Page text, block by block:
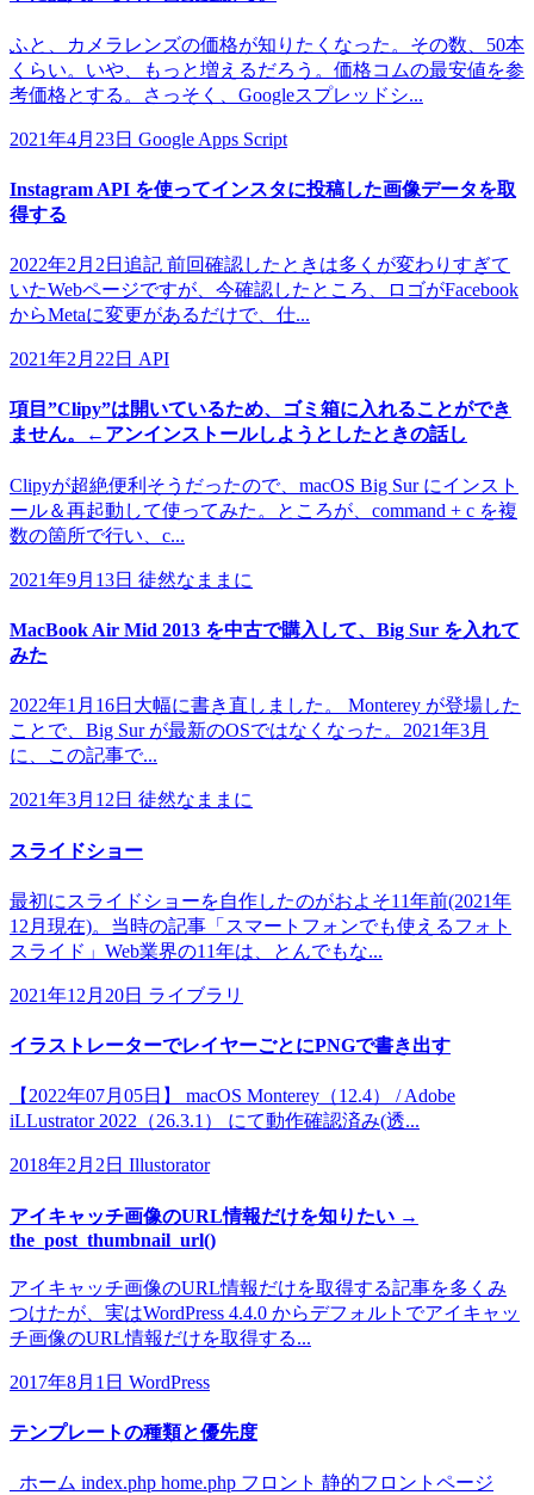
ふと、カメラレンズの価格が知りたくなった。その数、50本
くらい。いや、もっと増えるだろう。価格コムの最安値を参
考価格とする。さっそく、Googleスプレッドシ...
2021年4月23日 Google Apps Script
Instagram API を使ってインスタに投稿した画像データを取
得する
2022年2月2日追記 前回確認したときは多くが変わりすぎて
いたWebページですが、今確認したところ、ロゴがFacebook
からMetaに変更があるだけで、仕...
2021年2月22日 API
項目”Clipy”は開いているため、ゴミ箱に入れることができ
ません。←アンインストールしようとしたときの話し
Clipyが超絶便利そうだったので、macOS Big Sur にインスト
ール＆再起動して使ってみた。ところが、command + c を複
数の箇所で行い、c...
2021年9月13日 徒然なままに
MacBook Air Mid 2013 を中古で購入して、Big Sur を入れて
みた
2022年1月16日大幅に書き直しました。 Monterey が登場した
ことで、Big Sur が最新のOSではなくなった。2021年3月
に、この記事で...
2021年3月12日 徒然なままに
スライドショー
最初にスライドショーを自作したのがおよそ11年前(2021年
12月現在)。当時の記事「スマートフォンでも使えるフォト
スライド」Web業界の11年は、とんでもな...
2021年12月20日 ライブラリ
イラストレーターでレイヤーごとにPNGで書き出す
【2022年07月05日】 macOS Monterey（12.4） / Adobe
iLLustrator 2022（26.3.1） にて動作確認済み(透...
2018年2月2日 Illustorator
アイキャッチ画像のURL情報だけを知りたい →
the_post_thumbnail_url()
アイキャッチ画像のURL情報だけを取得する記事を多くみ
つけたが、実はWordPress 4.4.0 からデフォルトでアイキャッ
チ画像のURL情報だけを取得する...
2017年8月1日 WordPress
テンプレートの種類と優先度
ホーム index.php home.php フロント 静的フロントページ